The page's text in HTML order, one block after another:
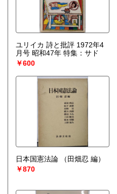
ユリイカ 詩と批評 1972年4
月号 昭和47年 特集：サド
￥600
日本国憲法論
（田畑忍 編）
￥870